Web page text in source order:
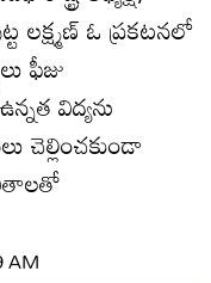
లక్ష్మణ్‌ ఓ ప్రకటనలో
ఫీజు
విద్యను
చెల్లించకుండా
AM